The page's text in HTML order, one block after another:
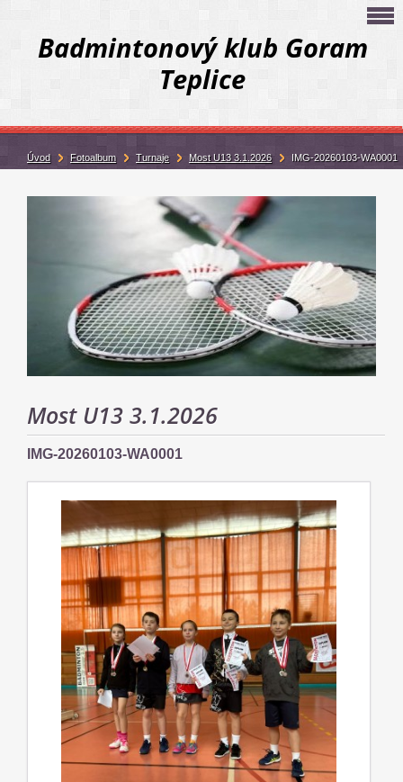
Badmintonový klub Goram
Teplice
Most U13 3.1.2026
IMG-20260103-WA0001
Úvod Fotoalbum Turnaje Most U13 3.1.2026 IMG-20260103-WA0001